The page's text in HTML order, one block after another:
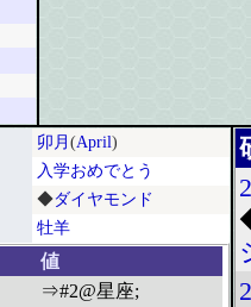
卯月 (April)
入学おめでとう
◆ダイヤモンド
牡羊
値
⇒#2@星座;